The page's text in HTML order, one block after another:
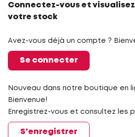
Connectez-vous et
votre stock
Avez-vous déjà un compte ?
Se connecter
Nouveau dans notre boutique en
Bienvenue!
Enregistrez-vous et consultez les
S'enregistrer